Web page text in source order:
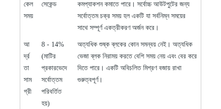
কেল
সময়
সেকেন্ড
কমপ্যাকশন কমাতে পারে। সর্বোচ্চ আউটপুটের জন্য
সর্বোত্তম চক্র সময় হল একটি যা সর্বনিম্ন সময়ের
সাথে সম্পূর্ণ একত্রীকরণ অর্জন করে।
আ
র্দ্র
তা
সাম
গ্রী
8 - 14%
(মাটির
প্রকারভেদে
সর্বোত্তম
পরিবর্তিত
হয়)
অত্যধিক শুষ্ক ব্লকের কোন সমন্বয় নেই। অত্যধিক
ভেজা ব্লক নিরাময় করতে বেশি সময় নেয় এবং বের করে
দিতে পারে। একটি অবিচলিত মিশ্রণ বজায় রাখা
গুরুত্বপূর্ণ।